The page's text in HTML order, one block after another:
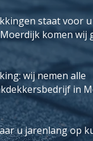
staat voor
komen wij
wij nemen alle
in
u jarenlang op